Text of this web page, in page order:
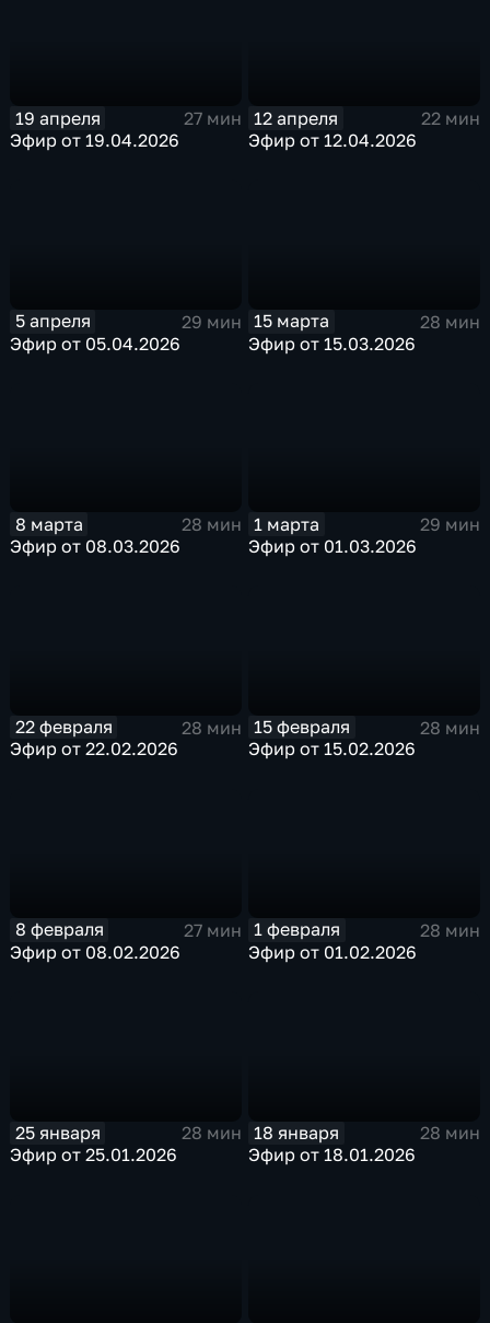
19 апреля
27 мин
Эфир от 19.04.2026
12 апреля
22 мин
Эфир от 12.04.2026
5 апреля
29 мин
Эфир от 05.04.2026
15 марта
28 мин
Эфир от 15.03.2026
8 марта
28 мин
Эфир от 08.03.2026
1 марта
29 мин
Эфир от 01.03.2026
22 февраля
28 мин
Эфир от 22.02.2026
15 февраля
28 мин
Эфир от 15.02.2026
8 февраля
27 мин
Эфир от 08.02.2026
1 февраля
28 мин
Эфир от 01.02.2026
25 января
28 мин
Эфир от 25.01.2026
18 января
28 мин
Эфир от 18.01.2026